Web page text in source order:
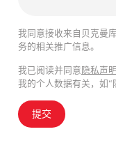
我同意接收来自贝克曼
务的相关推广信息。
我已阅读并同意隐私声明
我的个人数据有关，如“
提交